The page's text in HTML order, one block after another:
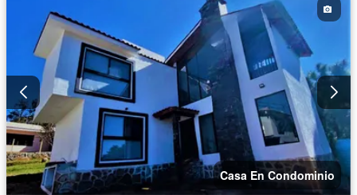
Casa En Condominio